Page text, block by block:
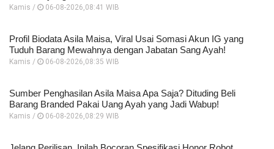
Kamis / 06-08-2026,08:41 WIB
Profil Biodata Asila Maisa, Viral Usai Somasi Akun IG yang
Tuduh Barang Mewahnya dengan Jabatan Sang Ayah!
Kamis / 06-08-2026,08:35 WIB
Sumber Penghasilan Asila Maisa Apa Saja? Dituding Beli
Barang Branded Pakai Uang Ayah yang Jadi Wabup!
Kamis / 06-08-2026,08:29 WIB